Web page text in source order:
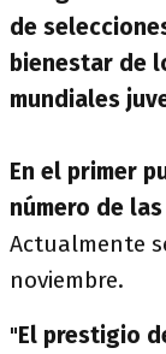
de
bienestar de
mundiales
En el primer
número de
Actualmente
noviembre.
"El prestigio